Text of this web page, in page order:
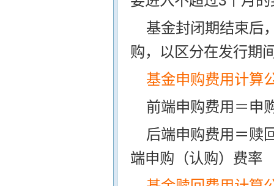
基金封闭期结束后
购，以区分在发行期
基金申购费用计算
前端申购费用＝申
后端申购费用＝赎
端申购（认购）费率